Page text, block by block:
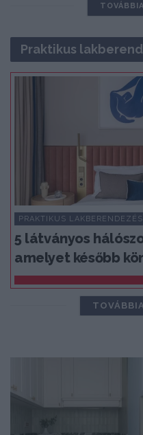
Praktikus
PRAKTIKUS
5 látványos
amelyet később